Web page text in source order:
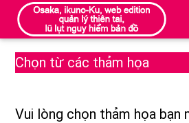
Chọn từ các thảm họa
Vui lòng chọn thảm họa bạn